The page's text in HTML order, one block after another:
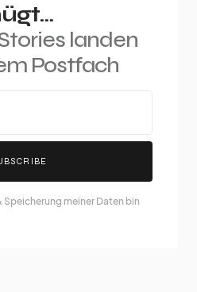
landen
Postfach
Speicherung meiner Daten bin